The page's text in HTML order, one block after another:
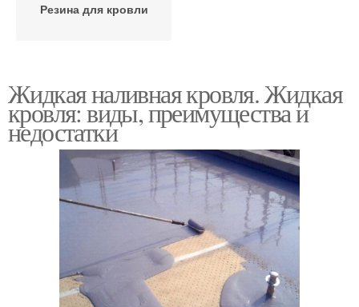
Резина для кровли
Жидкая наливная кровля. Жидкая
кровля: виды, преимущества и
недостатки